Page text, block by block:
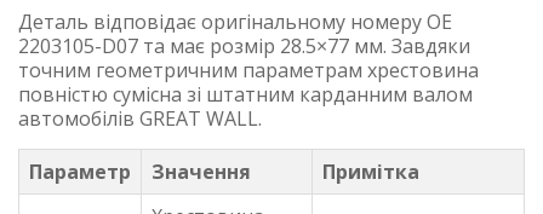
Деталь відповідає оригінальному номеру OE
2203105-D07 та має розмір 28.5×77 мм. Завдяки
точним геометричним параметрам хрестовина
повністю сумісна зі штатним карданним валом
автомобілів GREAT WALL.
Параметр
Значення
Примітка